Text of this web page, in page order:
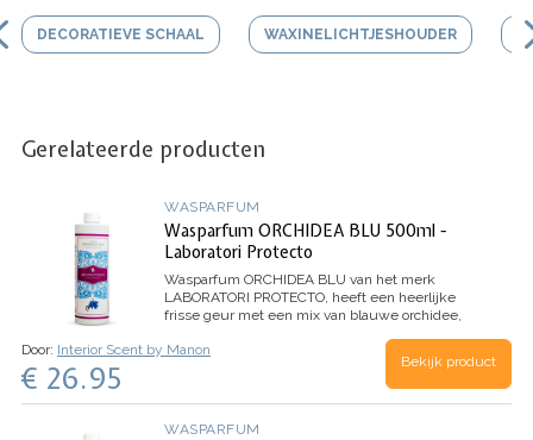
DECORATIEVE SCHAAL WAXINELICHTJESHOUDER
Gerelateerde producten
WASPARFUM
Wasparfum ORCHIDEA BLU 500ml -
Laboratori Protecto
Wasparfum ORCHIDEA BLU van het merk
LABORATORI PROTECTO, heeft een heerlijke
frisse geur met een mix van blauwe orchidee,
100 wasbeurten)
Door: Interior Scent by Manon
€ 26.95 Bekijk product
WASPARFUM